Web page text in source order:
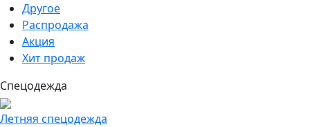
Другое
Распродажа
Акция
Хит продаж
Спецодежда
Летняя спецодежда